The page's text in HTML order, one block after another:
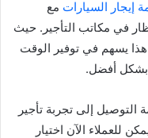
إيجار السيارات مع
في مكاتب التأجير. حيث
يسهم في توفير الوقت
بشكل أفضل.
التوصيل إلى تجربة تأجير
للعملاء الآن اختيار